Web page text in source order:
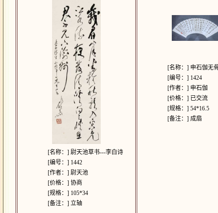
[名称：]尉天池草书---李白诗
[编号：] 1442
[作者：]尉天池
[价格：]协商
[规格：] 105*34
[备注：]立轴
[名称：] 申石伽无
[编号：] 1424
[作者：] 申石伽
[价格：] 已交流
[规格：]54*16.5
[备注：]成扇